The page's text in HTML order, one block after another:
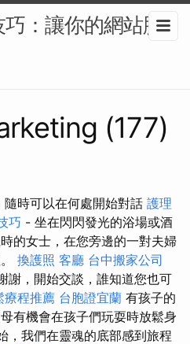
：讓你的網站脫
(177)
時可以在何處開始對話 護理
巧 - 坐在閃閃發光的浴場或酒
的女士，在您旁邊的一對夫婦
換護照 客廳 台中搬家公司
謝，開始交談，誰知道您也可
療程推薦 台胞證宜蘭 有孩子的
有機會在孩子們玩耍時放鬆身
，我們在靈魂的底部感到旅程